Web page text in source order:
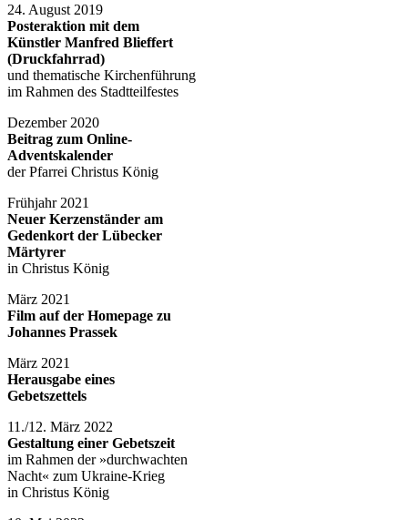
24. August 2019
Posteraktion mit dem
Künstler Manfred Blieffert
(Druckfahrrad)
und thematische Kirchenführung
im Rahmen des Stadtteilfestes
Dezember 2020
Beitrag zum Online-
Adventskalender
der Pfarrei Christus König
Frühjahr 2021
Neuer Kerzenständer am
Gedenkort der Lübecker
Märtyrer
in Christus König
März 2021
Film auf der Homepage zu
Johannes Prassek
März 2021
Herausgabe eines
Gebetszettels
11./12. März 2022
Gestaltung einer Gebetszeit
im Rahmen der »durchwachten
Nacht« zum Ukraine-Krieg
in Christus König